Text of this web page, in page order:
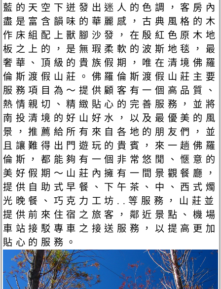
藍的天空下迸發出迷人的色調，客房內
盡是富含韻味的華麗感，古典風格的木
作床組配上獸腳沙發，在殷紅色原木地
板之上的，是無瑕柔軟的波斯地毯，最
奢華、頂級的貴族假期，唯在清境佛羅
倫斯渡假山莊。佛羅倫斯渡假山莊主要
服務項目為～提供顧客有一個高品質、
熱情親切、精緻貼心的完善服務，並將
南投清境的好山好水，以及最優美的風
景，推薦給所有來自各地的朋友們，並
且讓難得出門遊玩的貴賓，來一趟佛羅
倫斯，都能夠有一個非常悠閒、愜意的
美好假期～山莊內擁有一間景觀餐廳，
提供自助式早餐、下午茶、中、西式燭
光晚餐、巧克力工坊..等服務，山莊並
提供前來住宿之旅客，鄰近景點、機場
車站接駁專車之接送服務，以提高更加
貼心的服務。